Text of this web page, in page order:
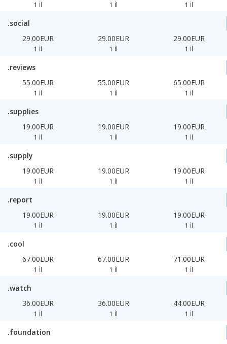
1 İl 1 İl 1 İl
.social
29.00EUR
1 İl
29.00EUR
1 İl
29.00EUR
1 İl
.reviews
55.00EUR
1 İl
55.00EUR
1 İl
65.00EUR
1 İl
.supplies
19.00EUR
1 İl
19.00EUR
1 İl
19.00EUR
1 İl
.supply
19.00EUR
1 İl
19.00EUR
1 İl
19.00EUR
1 İl
.report
19.00EUR
1 İl
19.00EUR
1 İl
19.00EUR
1 İl
.cool
67.00EUR
1 İl
67.00EUR
1 İl
71.00EUR
1 İl
.watch
36.00EUR
1 İl
36.00EUR
1 İl
44.00EUR
1 İl
.foundation